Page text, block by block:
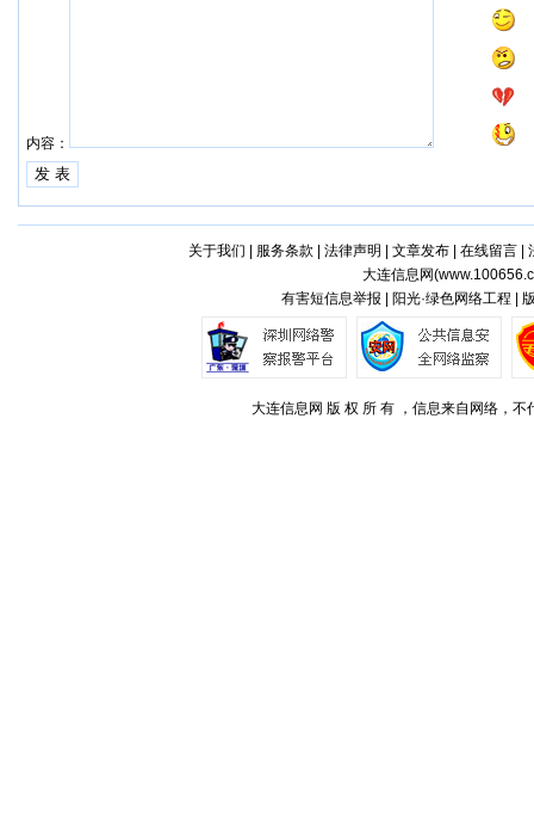
内容：
关于我们 服务条款 法律声明 文章发布| 在线留言|
大连信息网(
有害短信息举报 | 阳光·绿色网络工程 |
大连信息网 版 权 所 有 ，信息来自网络，